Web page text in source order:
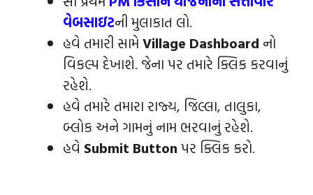
વેબસાઇટની મુલાકાત લો.
હવે તમારી સામે Village Dashboard નો
વિકલ્પ દેખાશે. જેના પર તમારે ક્લિક કરવાનું
રહેશે.
હવે તમારે તમારા રાજ્ય, જિલ્લા, તાલુકા,
બ્લોક અને ગામનું નામ ભરવાનું રહેશે.
હવે Submit Button પર ક્લિક કરો.